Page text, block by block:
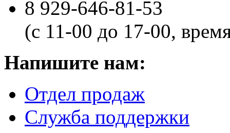
8 929-646-81-53
(с 11-00 до 17-00,
Напишите нам:
Отдел продаж
Служба поддержки